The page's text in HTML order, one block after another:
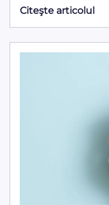
Citeşte articolul